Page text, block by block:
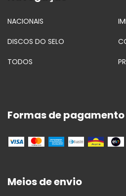
NACIONAIS
DISCOS DO SELO
TODOS
Formas de pagamento
Meios de envio